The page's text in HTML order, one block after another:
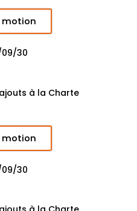
motion
30
à la Charte
motion
30